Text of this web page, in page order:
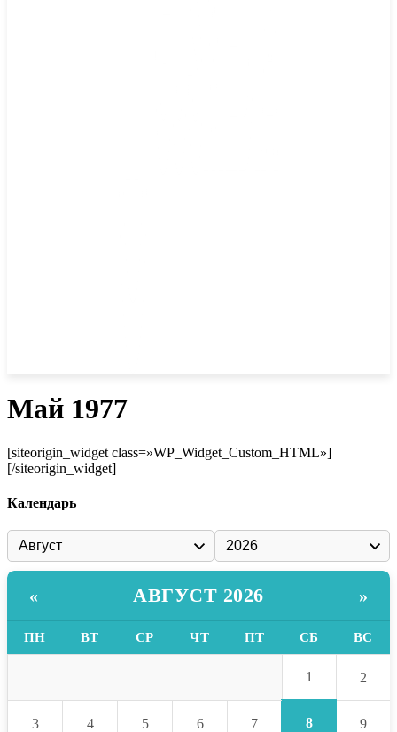
Май 1977
[siteorigin_widget class=»WP_Widget_Custom_HTML»]
[/siteorigin_widget]
Календарь
« АВГУСТ 2026 »
ПН ВТ СР ЧТ ПТ СБ ВС
1 2
3 4 5 6 7 8 9